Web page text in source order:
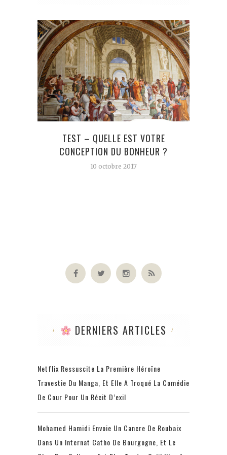
TEST – QUELLE EST VOTRE
CONCEPTION DU BONHEUR ?
10 octobre 2017
DERNIERS ARTICLES
Netflix Ressuscite La Première Héroïne
Travestie Du Manga, Et Elle A Troqué La Comédie
De Cour Pour Un Récit D’exil
Mohamed Hamidi Envoie Un Cancre De Roubaix
Dans Un Internat Catho De Bourgogne, Et Le